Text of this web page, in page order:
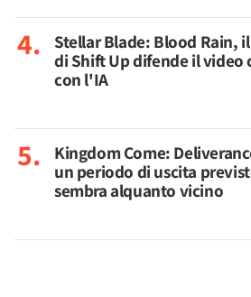
Stellar Blade: Blood Rain, il
di Shift Up difende il video
con l'IA
Kingdom Come:
un periodo di uscita
sembra alquanto vicino